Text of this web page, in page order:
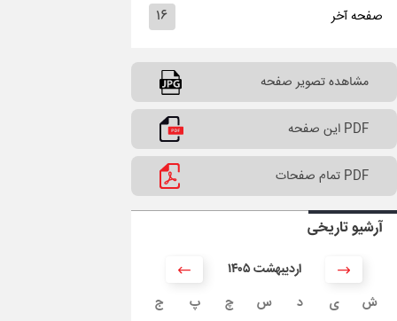
صفحه آخر ۱۶
مشاهده تصویر صفحه
PDF این صفحه
PDF تمام صفحات
آرشیو تاریخی
۱۴۰۵ اردیبهشت
ش
ی د س چ پ ج